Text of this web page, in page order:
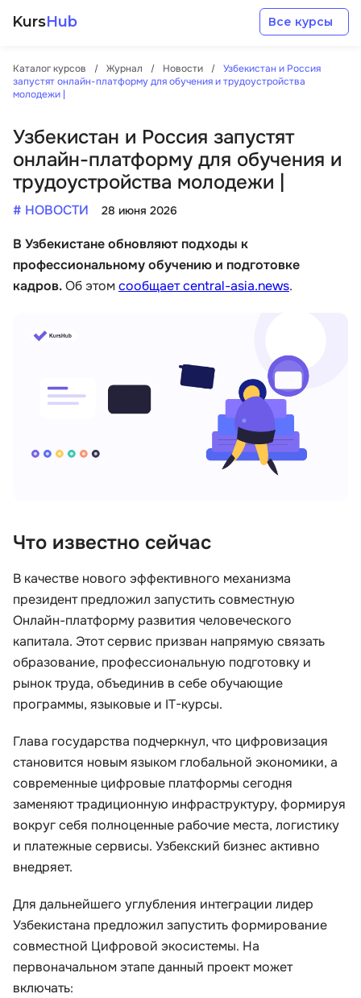
KursHub Все курсы
Каталог курсов Журнал Новости
Узбекистан и Россия
запустят онлайн-платформу для обучения и трудоустройства
молодежи |
Узбекистан и Россия запустят
онлайн-платформу для обучения и
трудоустройства молодежи |
# НОВОСТИ 28 июня 2026
В Узбекистане обновляют подходы к
профессиональному обучению и подготовке
кадров.Об этомсообщает central-asia.news.
Что известно сейчас
В качестве нового эффективного механизма
президент предложил запустить совместную
Онлайн-платформу развития человеческого
капитала. Этот сервис призван напрямую связать
образование, профессиональную подготовку и
рынок труда, объединив в себе обучающие
программы, языковые и IT-курсы.
Глава государства подчеркнул, что цифровизация
становится новым языком глобальной экономики, а
современные цифровые платформы сегодня
заменяют традиционную инфраструктуру, формируя
вокруг себя полноценные рабочие места, логистику
и платежные сервисы. Узбекский бизнес активно
внедряет.
Для дальнейшего углубления интеграции лидер
Узбекистана предложил запустить формирование
совместной Цифровой экосистемы. На
первоначальном этапе данный проект может
включать:
Разработка
Маркетинг
Дизайн
Иностранные языки
Детям
Акции и промокоды